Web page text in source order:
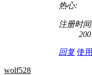
热心:
注册时
回复 使
wolf528